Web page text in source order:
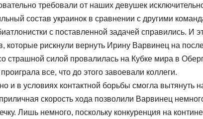
требовали от наших девушек
состав украинок в сравнении с другими
с поставленной задачей справились. И
которые рискнули вернуть Ирину Варвинец на
страшной силой провалилась на Кубке мира в
все, что до этого завоевали коллеги.
и в условиях контактной борьбы смогла вытянуть
скорость хода позволили Варвинец
Лишь немного, поскольку конкуренция на